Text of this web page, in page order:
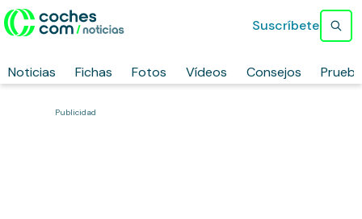
Noticias Fichas Fotos Vídeos Consejos
Suscríbete
Publicidad